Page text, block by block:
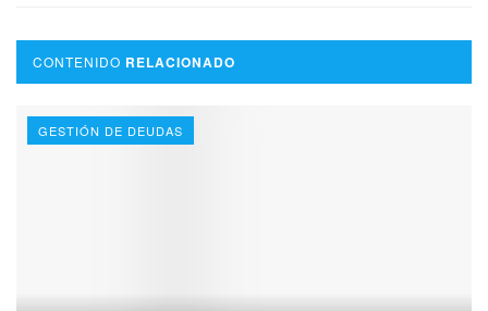
CONTENIDO RELACIONADO
GESTIÓN DE DEUDAS